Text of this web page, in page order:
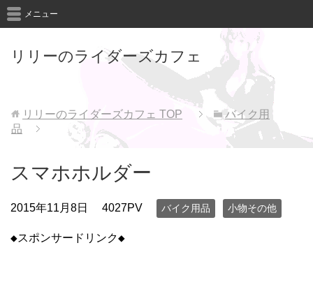
リリーのライダーズカフェ
メニュー
リリーのライダーズカフェ TOP
バイク用
品
スマホホルダー
2015年11月8日 4027PV バイク用品 小物その他
◆スポンサードリンク◆